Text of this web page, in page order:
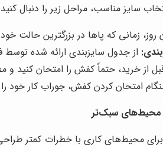
سایز مناسب، مراحل زیر را دنبال
روز، زمانی که پاها در بزرگترین حالت
از جدول سایزبندی ارائه شده توسط
از خرید، حتماً کفش را امتحان کنید
امتحان کردن کفش، جوراب کار خود
محیط‌های سبک‌تر
محیط‌های کاری با خطرات کمتر